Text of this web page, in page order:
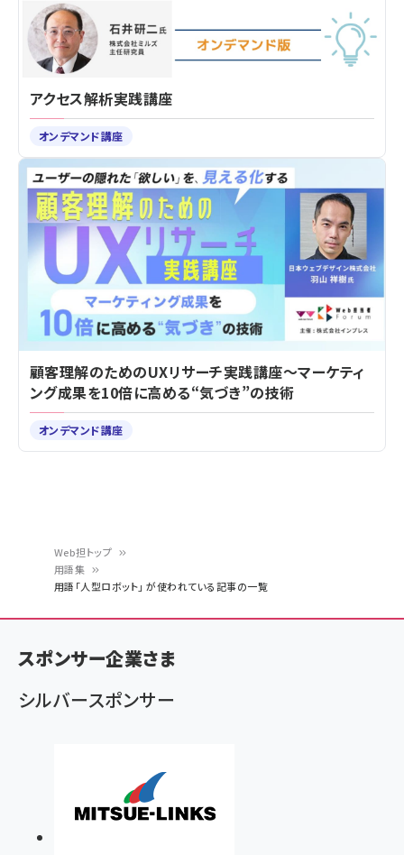
ン
く
ず
Web担トップ
用語集
用語「人型ロボット」 が使われている記事の一覧
アクセス解析実践講座
オンデマンド講座
顧客理解のためのUXリサーチ実践講座～マーケティ
ング成果を10倍に高める“気づき”の技術
オンデマンド講座
スポンサー企業さま
シルバースポンサー